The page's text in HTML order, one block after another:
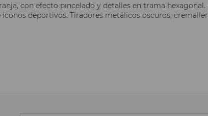
con efecto pincelado y detalles en trama
deportivos. Tiradores metálicos oscuros,